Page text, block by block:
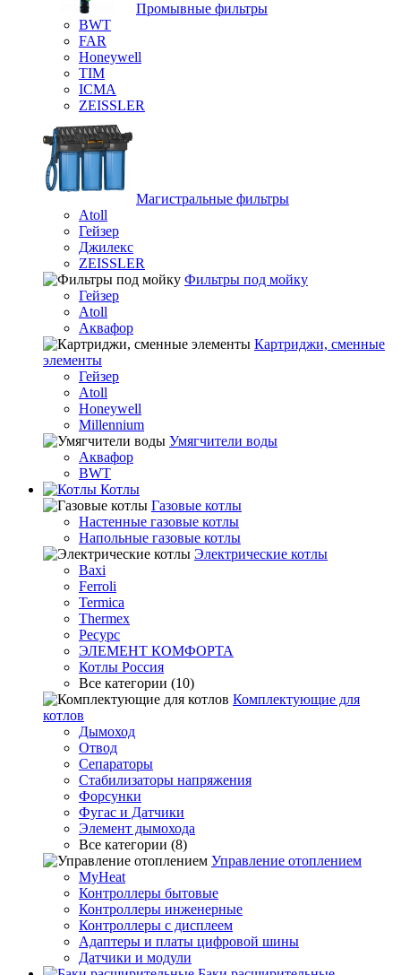
Промывные фильтры
BWT
FAR
Honeywell
TIM
ICMA
ZEISSLER
Магистральные фильтры
Atoll
Гейзер
Джилекс
ZEISSLER
Фильтры под мойку
Гейзер
Atoll
Аквафор
Картриджи, сменные
элементы
Гейзер
Atoll
Honeywell
Millennium
Умягчители воды
Аквафор
BWT
Котлы
Гaзовые котлы
Настенные газовые котлы
Напольные газовые котлы
Электрические котлы
Baxi
Ferroli
Termica
Thermex
Ресурс
ЭЛЕМЕНТ КОМФОРТА
Котлы Россия
Все категории (10)
Комплектующие для
котлов
Дымоход
Отвод
Сепараторы
Стабилизаторы напряжения
Форсунки
Фугас и Датчики
Элемент дымохода
Все категории (8)
Управление отоплением
MyHeat
Контроллеры бытовые
Контроллеры инженерные
Контроллеры с дисплеем
Адаптеры и платы цифровой шины
Датчики и модули